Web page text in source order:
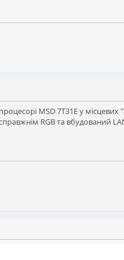
MSD 7T31E у
RGB та вбудований